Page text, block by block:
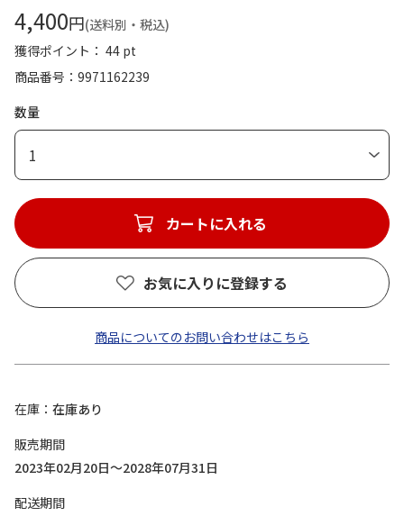
4,400円(送料別・税込)
獲得ポイント： 44 pt
商品番号
9971162239
数量
1
カートに入れる
お気に入りに登録する
商品についてのお問い合わせはこちら
在庫
在庫あり
販売期間
2023年02月20日～2028年07月31日
配送期間